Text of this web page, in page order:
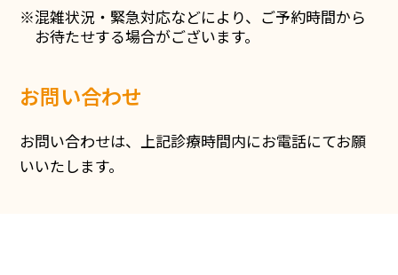
※混雑状況・緊急対応などにより、ご予約時間から
お待たせする場合がございます。
お問い合わせ
お問い合わせは、上記診療時間内にお電話にてお願
いいたします。